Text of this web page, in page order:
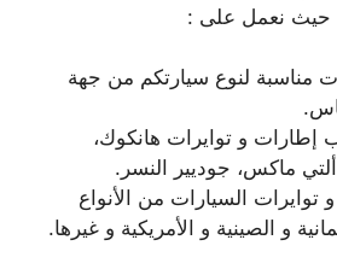
حيث نعمل على :
مناسبة لنوع سيارتكم من جهة
إطارات و توايرات هانكوك،
ماكس، جوديير النسر.
توايرات السيارات من الأنواع
و الصينية و الأمريكية و غيرها.